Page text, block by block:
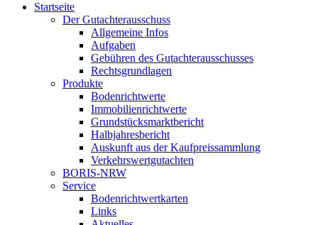
Startseite
Der Gutachterausschuss
Allgemeine Infos
Aufgaben
Gebühren des Gutachterausschusses
Rechtsgrundlagen
Produkte
Bodenrichtwerte
Immobilienrichtwerte
Grundstücksmarktbericht
Halbjahresbericht
Auskunft aus der Kaufpreissammlung
Verkehrswertgutachten
BORIS-NRW
Service
Bodenrichtwertkarten
Links